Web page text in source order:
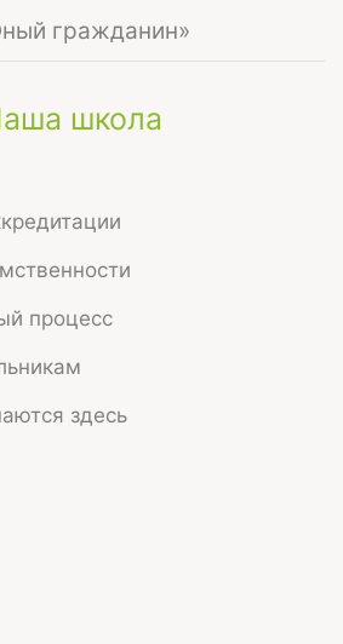
гражданин»
школа
процесс
здесь
условий осуществления
качества
27, 2025 9:43